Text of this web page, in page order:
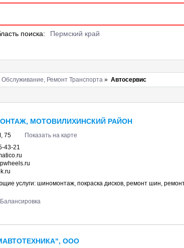
поиска: Пермский край
Обслуживание, Ремонт Транспорта » Автосервис
МОТОВИЛИХИНСКИЙ РАЙОН
75
Показать на карте
43-21
услуги: шиномонтаж, покраска дисков, ремонт шин,
Балансировка
ООО